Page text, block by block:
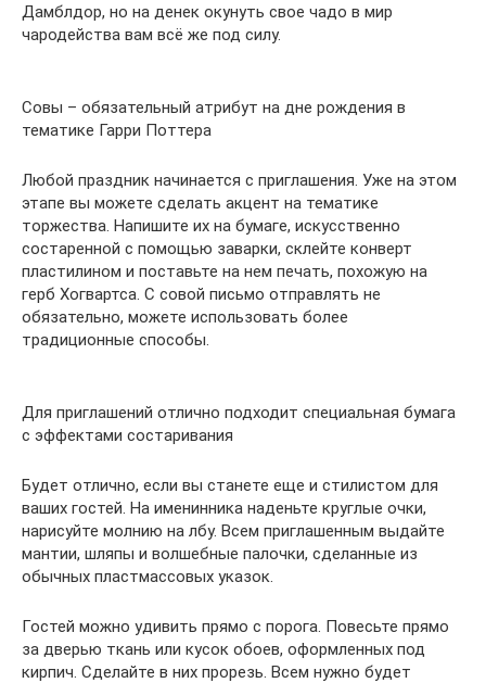
Дамблдор, но на денек окунуть свое чадо в мир
чародейства вам всё же под силу.
Совы – обязательный атрибут на дне рождения в
тематике Гарри Поттера
Любой праздник начинается с приглашения. Уже на этом
этапе вы можете сделать акцент на тематике
торжества. Напишите их на бумаге, искусственно
состаренной с помощью заварки, склейте конверт
пластилином и поставьте на нем печать, похожую на
герб Хогвартса. С совой письмо отправлять не
обязательно, можете использовать более
традиционные способы.
Для приглашений отлично подходит специальная бумага
с эффектами состаривания
Будет отлично, если вы станете еще и стилистом для
ваших гостей. На именинника наденьте круглые очки,
нарисуйте молнию на лбу. Всем приглашенным выдайте
мантии, шляпы и волшебные палочки, сделанные из
обычных пластмассовых указок.
Гостей можно удивить прямо с порога. Повесьте прямо
за дверью ткань или кусок обоев, оформленных под
кирпич. Сделайте в них прорезь. Всем нужно будет